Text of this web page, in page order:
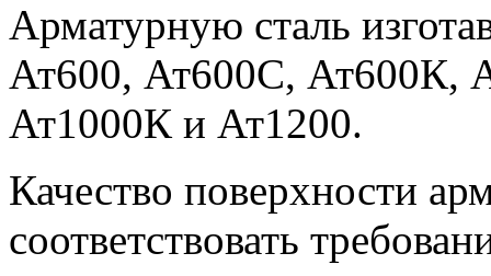
Арматурную сталь
Ат600, Ат600С, Ат600К,
Ат1000К и Ат1200.
Качество поверхности
соответствовать